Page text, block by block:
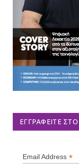
ΕΓΓΡΑΦΕΊΤΕ ΣΤΟ
Email Address *